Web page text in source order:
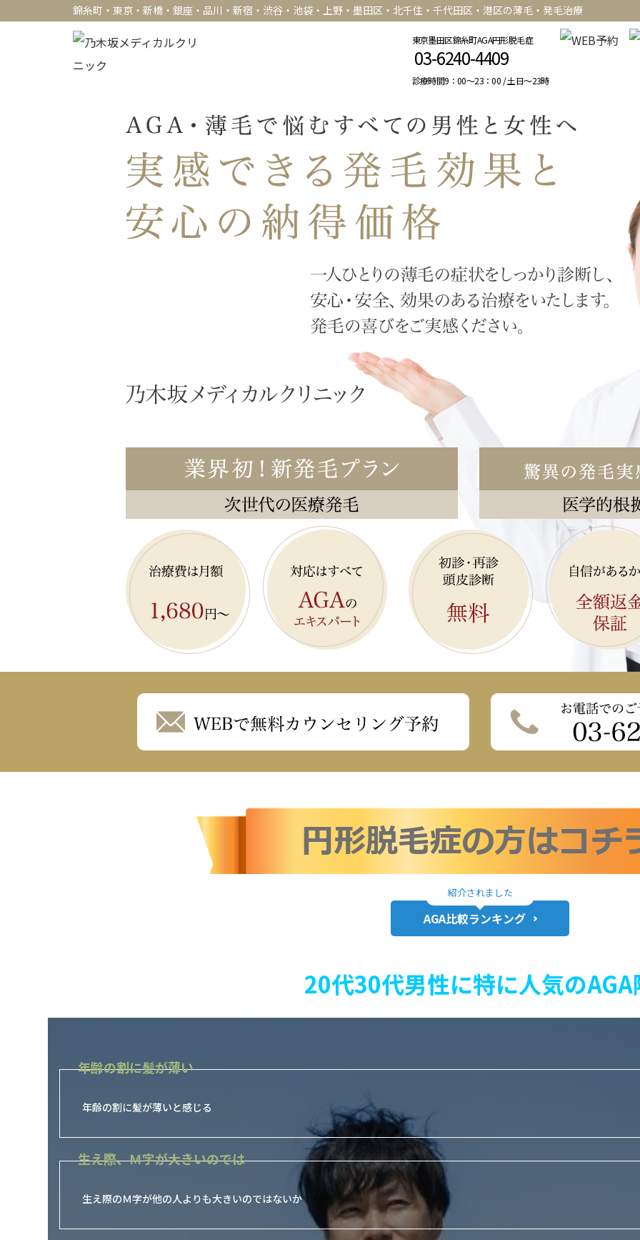
錦糸町・東京・新橋・銀座・品川・新宿・渋谷・池袋・上野・墨田区・北千住・千代田区・港区の薄毛・発毛治療
東京墨田区錦糸町AGA円形脱毛症
03-6240-4409
診療時間9：00～23：00 / 土日〜23時
紹介されました
AGA比較ランキング
20代30代男性に特に人気のAGA
年齢の割に髪が薄い
年齢の割に髪が薄いと感じる
生え際、Ｍ字が大きいのでは
生え際のＭ字が他の人よりも大きいのではないか